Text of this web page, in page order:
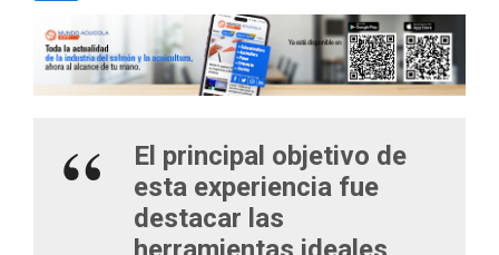
El principal objetivo de
esta experiencia fue
destacar las